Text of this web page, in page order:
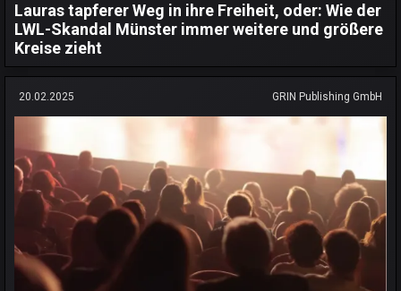
Lauras tapferer Weg in ihre Freiheit, oder: Wie der
LWL-Skandal Münster immer weitere und größere
Kreise zieht
20.02.2025 GRIN Publishing GmbH